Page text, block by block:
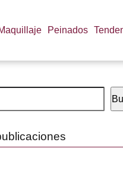
Peinados